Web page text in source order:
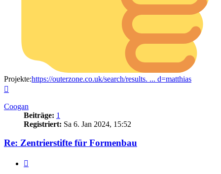
Projekte:https://outerzone.co.uk/search/results. ... d=matthias
Coogan
Beiträge: 1
Registriert: Sa 6. Jan 2024, 15:52
Re: Zentrierstifte für Formenbau